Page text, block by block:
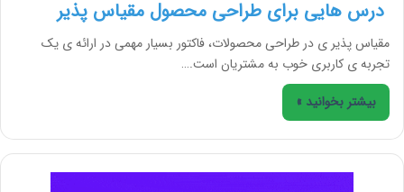
درس هایی برای طراحی محصول مقیاس پذیر
مقیاس پذیر ی در طراحی محصولات، فاکتور بسیار مهمی در ارائه ی یک
تجربه ی کاربری خوب به مشتریان است.…
بیشتر بخوانید »